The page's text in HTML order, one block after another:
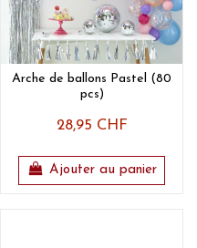
Arche de ballons Pastel (80
pcs)
28,95 CHF
Ajouter au panier